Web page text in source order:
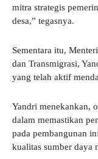
mitra strategis
desa,” tegasnya.
Sementara itu,
dan Transmigrasi,
yang telah aktif
Yandri menekankan,
dalam memastikan
pada pembangunan
kualitas sumber daya